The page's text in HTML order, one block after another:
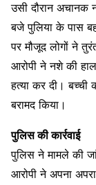
उसी दौरान अचानक
बजे पुलिया के पास
पर मौजूद लोगों ने
आरोपी ने नशे की
हत्या कर दी।
बरामद किया।
पुलिस की कार्रवाई
पुलिस ने मामले की
आरोपी ने अपना